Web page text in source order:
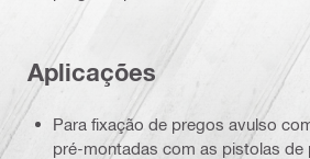
Aplicações
Para fixação de pregos avulso
pré-montadas com as pistolas de